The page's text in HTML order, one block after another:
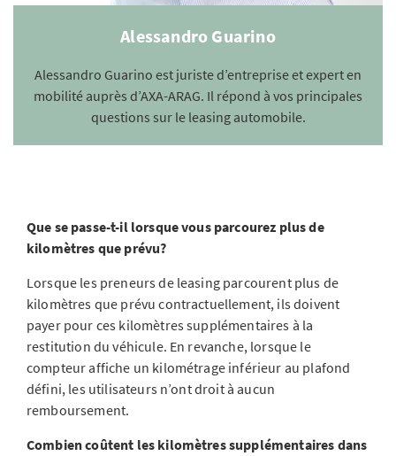
Alessandro Guarino
Alessandro Guarino est juriste d’entreprise et expert en
mobilité auprès d’AXA-ARAG. Il répond à vos principales
questions sur le leasing automobile.
Que se passe-t-il lorsque vous parcourez plus de
kilomètres que prévu?
Lorsque les preneurs de leasing parcourent plus de
kilomètres que prévu contractuellement, ils doivent
payer pour ces kilomètres supplémentaires à la
restitution du véhicule. En revanche, lorsque le
compteur affiche un kilométrage inférieur au plafond
défini, les utilisateurs n’ont droit à aucun
remboursement.
Combien coûtent les kilomètres supplémentaires dans